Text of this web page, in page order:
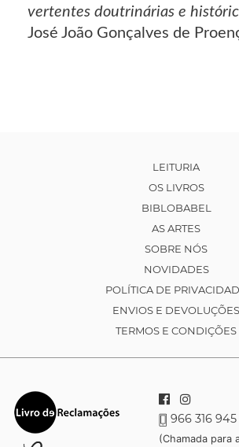
vertentes doutrinárias e
José João Gonçalves de
LEITURIA
OS LIVROS
BIBLOBABEL
AS ARTES
SOBRE NÓS
NOVIDADES
POLÍTICA DE
ENVIOS E DEVOLUÇÕES
TERMOS E CONDIÇÕES
966 316 945
(Chamada para